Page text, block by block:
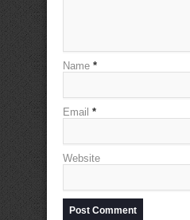
Name *
Email *
Website